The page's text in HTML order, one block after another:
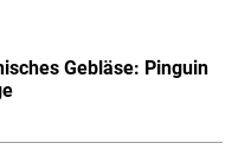
Gebläse: Pinguin